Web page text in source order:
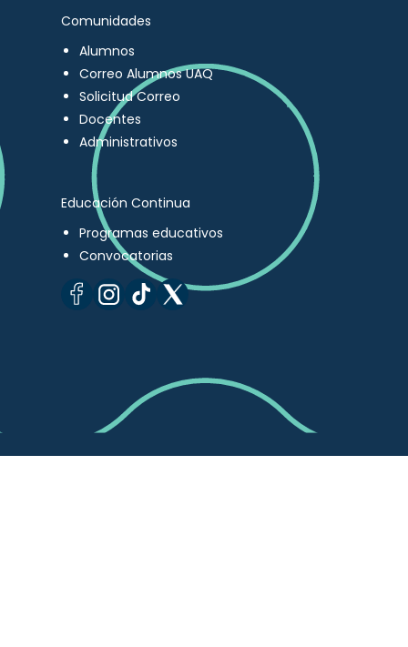
Comunidades
Alumnos
Correo Alumnos UAQ
Solicitud Correo
Docentes
Administrativos
Educación Continua
Programas educativos
Convocatorias